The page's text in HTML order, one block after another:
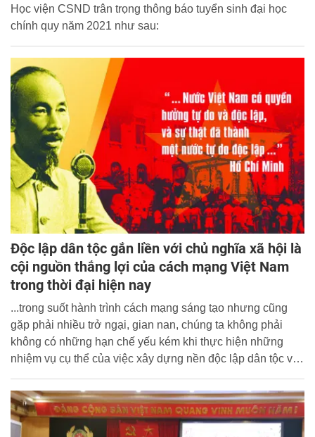
Học viện CSND trân trọng thông báo tuyển sinh đại học
chính quy năm 2021 như sau:
Độc lập dân tộc gắn liền với chủ nghĩa xã hội là
cội nguồn thắng lợi của cách mạng Việt Nam
trong thời đại hiện nay
...trong suốt hành trình cách mạng sáng tạo nhưng cũng
gặp phải nhiều trở ngại, gian nan, chúng ta không phải
không có những hạn chế yếu kém khi thực hiện những
nhiệm vụ cụ thể của việc xây dựng nền độc lập dân tộc và